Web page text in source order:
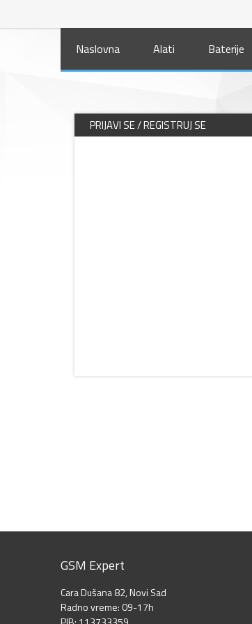
Naslovna Alati Baterije
PRIJAVI SE / REGISTRUJ SE
GSM Expert
Cara Dušana 82, Novi Sad
Radno vreme: 09-17h